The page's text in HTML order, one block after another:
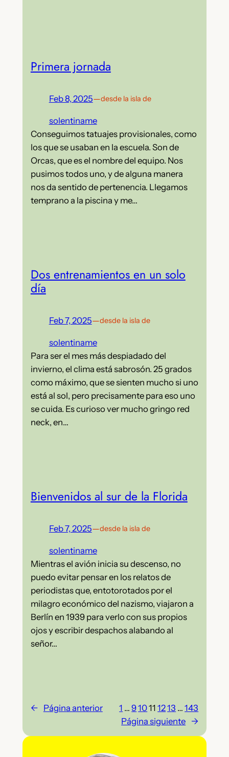
Primera jornada
Feb 8, 2025—desde la isla de
solentiname
Conseguimos tatuajes provisionales, como
los que se usaban en la escuela. Son de
Orcas, que es el nombre del equipo. Nos
pusimos todos uno, y de alguna manera
nos da sentido de pertenencia. Llegamos
temprano a la piscina y me…
Dos entrenamientos en un solo
día
Feb 7, 2025—desde la isla de
solentiname
Para ser el mes más despiadado del
invierno, el clima está sabrosón. 25 grados
como máximo, que se sienten mucho si uno
está al sol, pero precisamente para eso uno
se cuida. Es curioso ver mucho gringo red
neck, en…
Bienvenidos al sur de la Florida
Feb 7, 2025—desde la isla de
solentiname
Mientras el avión inicia su descenso, no
puedo evitar pensar en los relatos de
periodistas que, entotorotados por el
milagro económico del nazismo, viajaron a
Berlín en 1939 para verlo con sus propios
ojos y escribir despachos alabando al
señor…
← Página anterior 1 … 91011 1213 … 143
Página siguiente →